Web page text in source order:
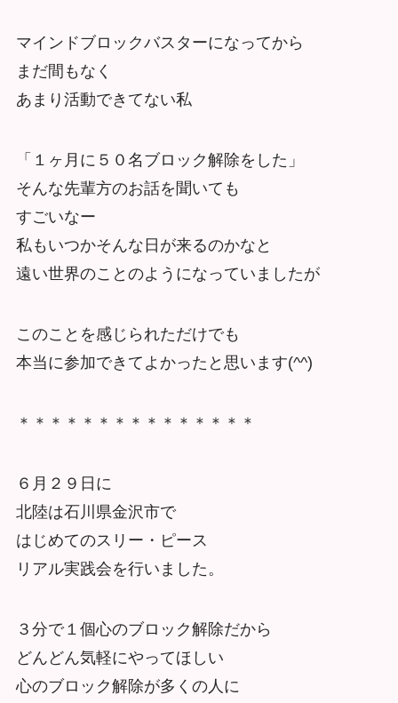
マインドブロックバスターになってから
まだ間もなく
あまり活動できてない私
「１ヶ月に５０名ブロック解除をした」
そんな先輩方のお話を聞いても
すごいなー
私もいつかそんな日が来るのかなと
遠い世界のことのようになっていましたが
このことを感じられただけでも
本当に参加できてよかったと思います(^^)
＊＊＊＊＊＊＊＊＊＊＊＊＊＊＊
６月２９日に
北陸は石川県金沢市で
はじめてのスリー・ピース
リアル実践会を行いました。
３分で１個心のブロック解除だから
どんどん気軽にやってほしい
心のブロック解除が多くの人に